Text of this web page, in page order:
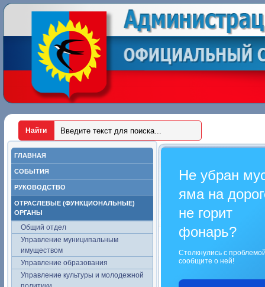
ГЛАВНАЯ
СОБЫТИЯ
РУКОВОДСТВО
ОТРАСЛЕВЫЕ (ФУНКЦИОНАЛЬНЫЕ)
ОРГАНЫ
Общий отдел
Управление муниципальным
имуществом
Управление образования
Управление культуры и молодежной
Не убран
яма на
не горит
фонарь?
Столкнулись с
сообщите о ней!